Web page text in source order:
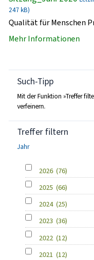
247 kB)
Qualität für Menschen
Mehr Informationen
Such-Tipp
Mit der Funktion »Treffer
verfeinern.
Treffer filtern
Jahr
2026 (76)
2025 (66)
2024 (25)
2023 (36)
2022 (12)
2021 (12)